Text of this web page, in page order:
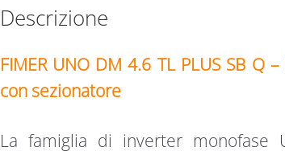
Descrizione
FIMER UNO DM 4.6 TL PLUS SB
con sezionatore
La famiglia di inverter monofase